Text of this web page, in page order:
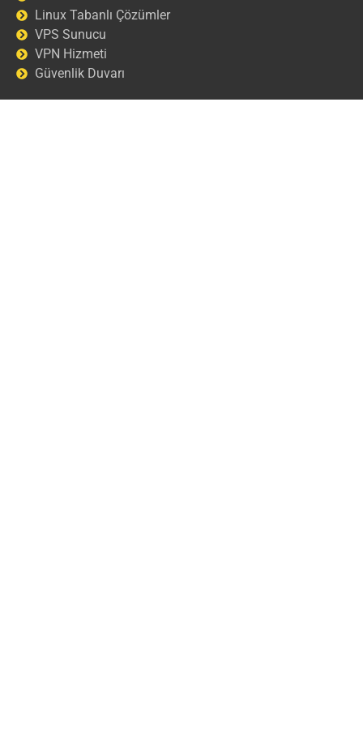
Linux Tabanlı Çözümler
VPS Sunucu
VPN Hizmeti
Güvenlik Duvarı